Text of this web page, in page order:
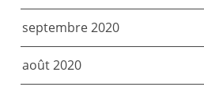
septembre 2020
août 2020